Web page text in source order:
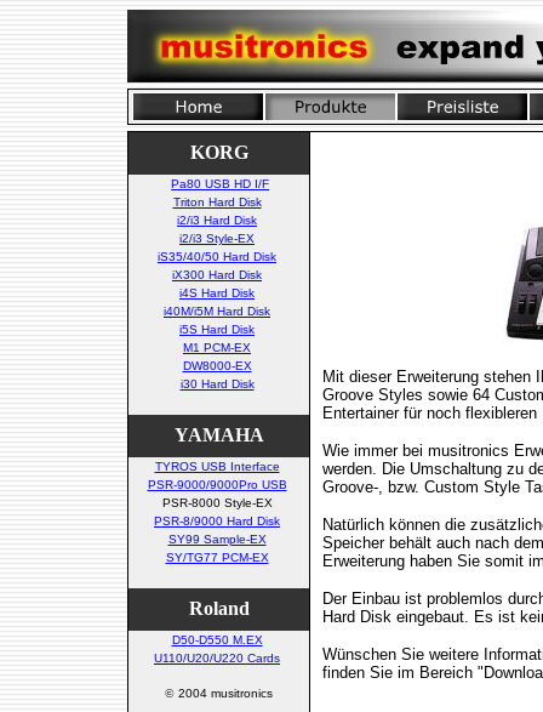
KORG
Pa80 USB HD I/F
Triton Hard Disk
i2/i3 Hard Disk
i2/i3 Style-EX
iS35/40/50 Hard Disk
iX300 Hard Disk
i4S Hard Disk
i40M/i5M Hard Disk
i5S Hard Disk
M1 PCM-EX
DW8000-EX
i30 Hard Disk
YAMAHA
TYROS USB Interface
PSR-9000/9000Pro USB
PSR-8000 Style-EX
PSR-8/9000 Hard Disk
SY99 Sample-EX
SY/TG77 PCM-EX
Roland
D50-D550 M.EX
U110/U20/U220 Cards
© 2004 musitronics
Mit dieser Erweiterung stehen
Groove Styles sowie 64
Entertainer für noch
Wie immer bei musitronics
werden. Die Umschaltung zu
Groove-, bzw. Custom Style
Natürlich können die
Speicher behält auch nach
Erweiterung haben Sie somit
Der Einbau ist problemlos
Hard Disk eingebaut. Es ist
Wünschen Sie weitere
finden Sie im Bereich